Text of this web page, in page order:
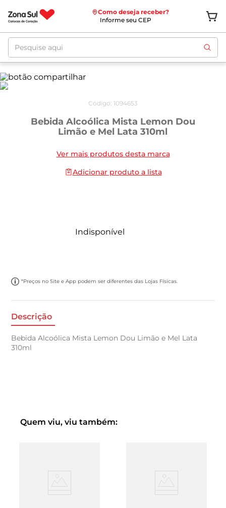
Como deseja receber?
Informe seu CEP
Pesquise aqui
Código: 1094653
Bebida Alcoólica Mista Lemon Dou
Limão e Mel Lata 310ml
Ver mais produtos desta marca
Adicionar produto a lista
Indisponível
*Preços no Site e App podem ser diferentes das Lojas Físicas.
Descrição
Bebida Alcoólica Mista Lemon Dou Limão e Mel Lata
310ml
Quem viu, viu também: